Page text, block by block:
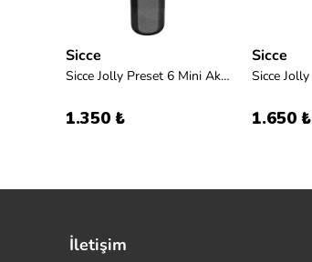
Sicce
Sicce Jolly Preset 6 Mini Akvaryum Isıtıcısı
1.350 ₺
Sicce
1.650 ₺
İletişim